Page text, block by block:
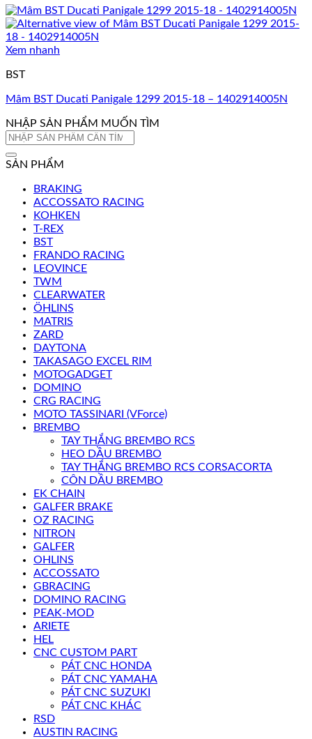
Xem nhanh
BST
Mâm BST Ducati Panigale 1299 2015-18 – 1402914005N
NHẬP SẢN PHẨM MUỐN TÌM
Tìm
SẢN PHẨM
BRAKING
ACCOSSATO RACING
KOHKEN
T-REX
BST
FRANDO RACING
LEOVINCE
TWM
CLEARWATER
ÖHLINS
MATRIS
ZARD
DAYTONA
TAKASAGO EXCEL RIM
MOTOGADGET
DOMINO
CRG RACING
MOTO TASSINARI (VForce)
BREMBO
TAY THẮNG BREMBO RCS
HEO DẦU BREMBO
TAY THẮNG BREMBO RCS CORSACORTA
CÔN DẦU BREMBO
EK CHAIN
GALFER BRAKE
OZ RACING
NITRON
GALFER
OHLINS
ACCOSSATO
GBRACING
DOMINO RACING
PEAK-MOD
ARIETE
HEL
CNC CUSTOM PART
PÁT CNC HONDA
PÁT CNC YAMAHA
PÁT CNC SUZUKI
PÁT CNC KHÁC
RSD
AUSTIN RACING